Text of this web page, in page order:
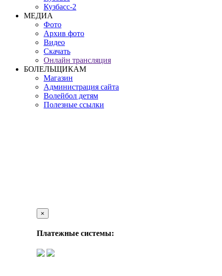
Кузбасс-2
МЕДИА
Фото
Архив фото
Видео
Скачать
Онлайн трансляция
БОЛЕЛЬЩИКАМ
Магазин
Администрация сайта
Волейбол детям
Полезные ссылки
×
Платежные системы: